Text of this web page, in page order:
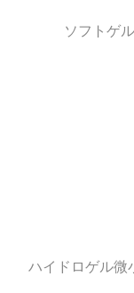
ソフトゲ
ハイドロゲル微